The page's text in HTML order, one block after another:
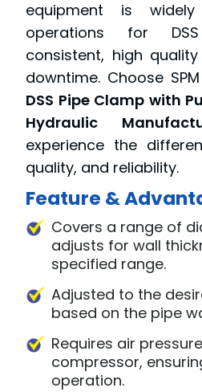
equipment is
operations for
consistent, high
downtime. Choose
DSS Pipe Clamp with
Hydraulic
experience the
quality, and reliability.
Feature &
Covers a range of
adjusts for wall
specified range.
Adjusted to the
based on the pipe
Requires air
compressor,
operation.